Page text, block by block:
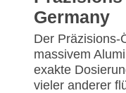
Germany
Der Präzisions-
massivem
exakte
vieler anderer